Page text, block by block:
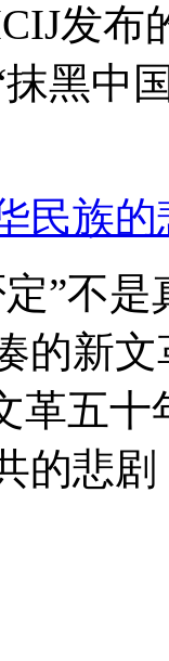
发布
黑中
民族的
”不
的新
革五
的悲